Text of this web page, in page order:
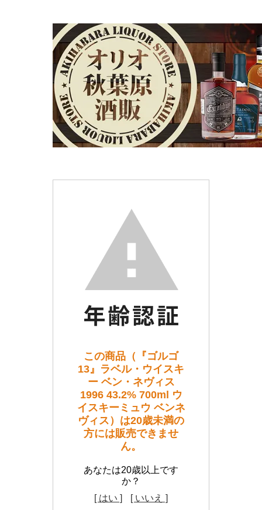
この商品（『ゴルゴ
13』ラベル・ウイスキ
ー ベン・ネヴィス
1996 43.2% 700ml ウ
イスキーミュウ ベンネ
ヴィス）は20歳未満の
方には販売できませ
ん。
あなたは20歳以上です
か？
[ はい ]
[ いいえ ]